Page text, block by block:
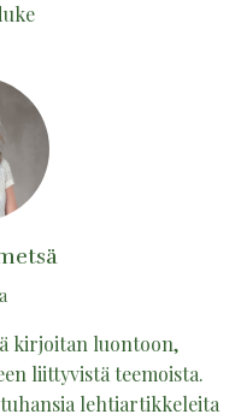
kirjoitan luontoon,
liittyvistä teemoista.
lehtiartikkeleita